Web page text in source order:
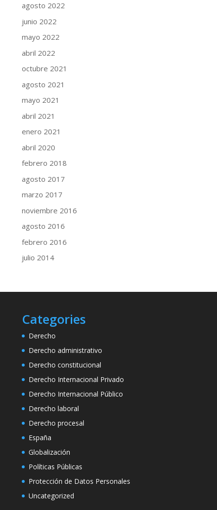
agosto 2022
junio 2022
mayo 2022
abril 2022
octubre 2021
agosto 2021
mayo 2021
abril 2021
enero 2021
abril 2020
febrero 2018
agosto 2017
marzo 2017
noviembre 2016
agosto 2016
febrero 2016
julio 2014
Categories
Derecho
Derecho administrativo
Derecho constitucional
Derecho Internacional Privado
Derecho Internacional Público
Derecho laboral
Derecho procesal
España
Globalización
Políticas Públicas
Protección de Datos Personales
Uncategorized